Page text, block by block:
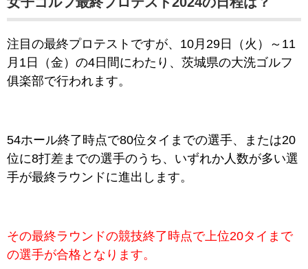
注目の最終プロテストですが、10月29日（火）～11
月1日（金）の4日間にわたり、茨城県の大洗ゴルフ
俱楽部で行われます。
54ホール終了時点で80位タイまでの選手、または20
位に8打差までの選手のうち、いずれか人数が多い選
手が最終ラウンドに進出します。
その最終ラウンドの競技終了時点で上位20タイまで
の選手が合格となります。